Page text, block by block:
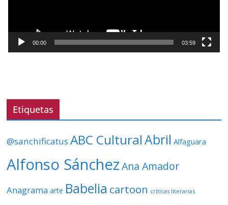
o
í
e
00:00 03:59
Etiquetas
@sanchificatus ABC CulturalAbril Alfaguara
Alfonso Sánchez Ana Amador
Anagrama arte Babelia cartoon críticas literarias